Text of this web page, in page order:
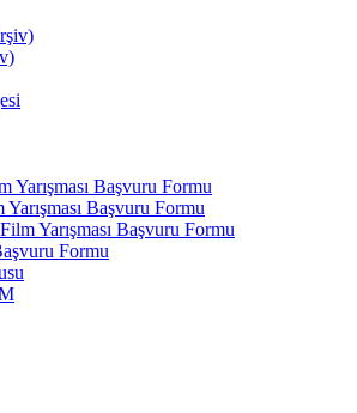
Yarışması Başvuru Formu
Başvuru Formu
Yarışması Başvuru Formu
Formu